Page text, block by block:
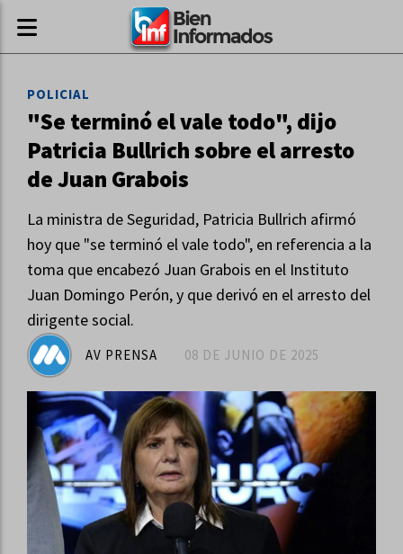
"Se terminó el vale todo", dijo
Patricia Bullrich sobre el arresto
de Juan Grabois
La ministra de Seguridad, Patricia Bullrich afirmó
hoy que "se terminó el vale todo", en referencia a la
toma que encabezó Juan Grabois en el Instituto
Juan Domingo Perón, y que derivó en el arresto del
dirigente social.
POLICIAL
08 DE JUNIO DE 2025
AV PRENSA